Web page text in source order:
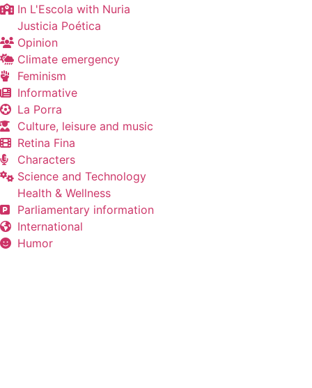
In L'Escola with Nuria
Justicia Poética
Opinion
Climate emergency
Feminism
Informative
La Porra
Culture, leisure and music
Retina Fina
Characters
Science and Technology
Health & Wellness
Parliamentary information
International
Humor